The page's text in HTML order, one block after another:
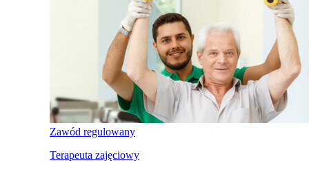
Zawód regulowany
Terapeuta zajęciowy